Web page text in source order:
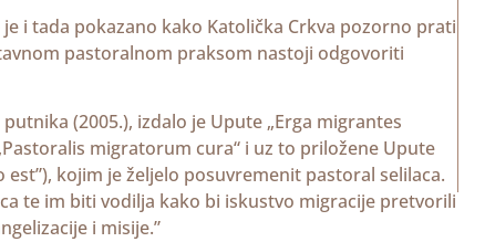
i tada pokazano kako Katolička Crkva pozorno prati
pastoralnom praksom nastoji odgovoriti
(2005.), izdalo je Upute „Erga migrantes
migratorum cura“ i uz to priložene Upute
kojim je željelo posuvremenit pastoral selilaca.
te im biti vodilja kako bi iskustvo migracije pretvorili
i misije.”